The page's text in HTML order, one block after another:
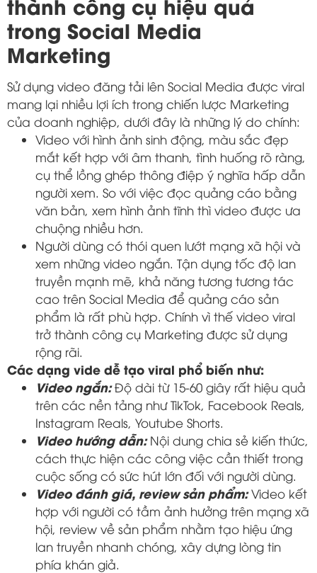
trong Social Media
Marketing
Sử dụng video đăng tải lên Social Media được viral
mang lại nhiều lợi ích trong chiến lược Marketing
của doanh nghiệp, dưới đây là những lý do chính:
Video với hình ảnh sinh động, màu sắc đẹp
mắt kết hợp với âm thanh, tình huống rõ ràng,
cụ thể lồng ghép thông điệp ý nghĩa hấp dẫn
người xem. So với việc đọc quảng cáo bằng
văn bản, xem hình ảnh tĩnh thì video được ưa
chuộng nhiều hơn.
Người dùng có thói quen lướt mạng xã hội và
xem những video ngắn. Tận dụng tốc độ lan
truyền mạnh mẽ, khả năng tương tương tác
cao trên Social Media để quảng cáo sản
phẩm là rất phù hợp. Chính vì thế video viral
trở thành công cụ Marketing được sử dụng
rộng rãi.
Các dạng vide dễ tạo viral phổ biến như:
Video ngắn:Độ dài từ 15-60 giây rất hiệu quả
trên các nền tảng như TikTok, Facebook Reals,
Instagram Reals, Youtube Shorts.
Video hướng dẫn:Nội dung chia sẻ kiến thức,
cách thực hiện các công việc cần thiết trong
cuộc sống có sức hút lớn đối với người dùng.
Video đánh giá, review sản phẩm:Video kết
hợp với người có tầm ảnh hưởng trên mạng xã
hội, review về sản phẩm nhằm tạo hiệu ứng
lan truyền nhanh chóng, xây dựng lòng tin
phía khán giả.